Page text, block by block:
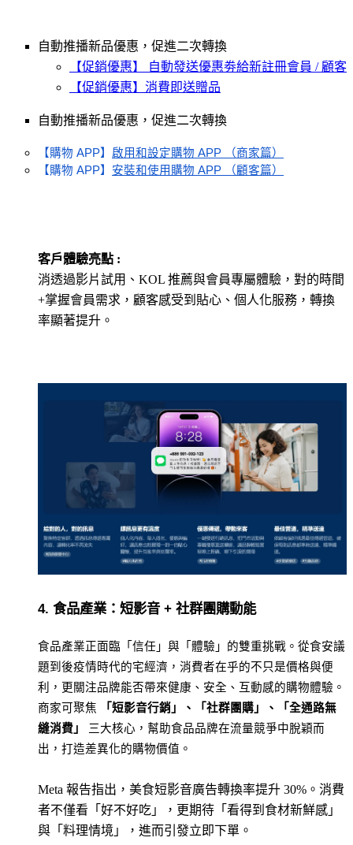
自動推播新品優惠，促進二次轉換
【促銷優惠】 自動發送優惠劵給新註冊會員 / 顧客
【促銷優惠】消費即送贈品
自動推播新品優惠，促進二次轉換
【購物 APP】 啟用和設定購物 APP （商家篇）
【購物 APP】 安裝和使用購物 APP （顧客篇）
客戶體驗亮點 :
消透過影片試用、KOL 推薦與會員專屬體驗，對的時間
+掌握會員需求，顧客感受到貼心、個人化服務，轉換
率顯著提升。
4. 食品產業：短影音 + 社群團購動能
食品產業正面臨「信任」與「體驗」的雙重挑戰。從食安議
題到後疫情時代的宅經濟，消費者在乎的不只是價格與便
利，更關注品牌能否帶來健康、安全、互動感的購物體驗。
商家可聚焦
「短影音行銷」、「社群團購」、「全通路無
縫消費」
三大核心，幫助食品品牌在流量競爭中脫穎而
出，打造差異化的購物價值。
Meta 報告指出，美食短影音廣告轉換率提升 30%。消費
者不僅看「好不好吃」，更期待「看得到食材新鮮感」
與「料理情境」，進而引發立即下單。